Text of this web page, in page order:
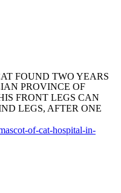
FOUND TWO YEARS
PROVINCE OF
FRONT LEGS CAN
LEGS, AFTER ONE
of-cat-hospital-in-